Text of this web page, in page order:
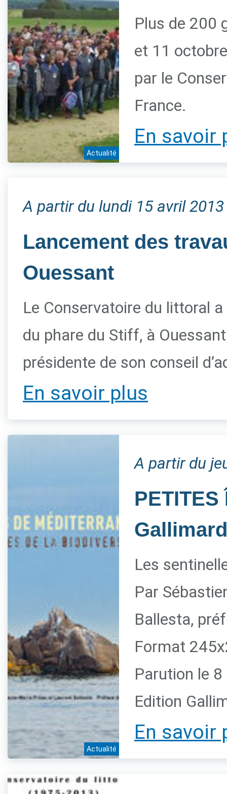
Actualité
Plus de 200
et 11
par le
France.
En savoir
A partir du lundi 15 avril 2013
Lancement des
Ouessant
Le Conservatoire du littoral
du phare du Stiff, à
présidente de son conseil
En savoir plus
Actualité
A partir du
Gallimard
Les
Par
Ballesta,
Format
Parution le
Edition
En savoir